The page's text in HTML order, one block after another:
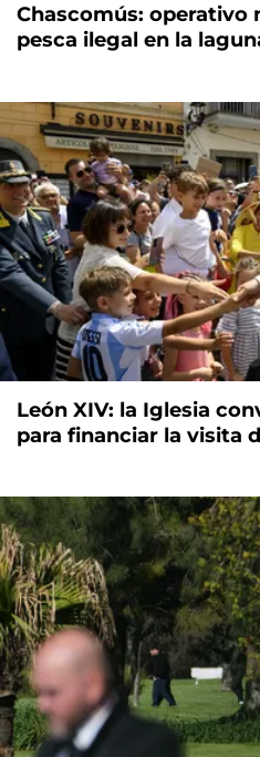
Chascomús: operativo
pesca ilegal en la
León XIV: la Iglesia
para financiar la visita